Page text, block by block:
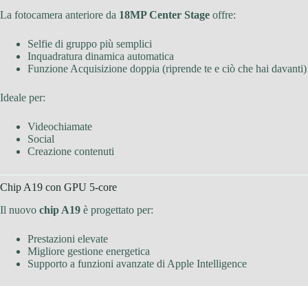
La fotocamera anteriore da 18MP Center Stage offre:
Selfie di gruppo più semplici
Inquadratura dinamica automatica
Funzione Acquisizione doppia (riprende te e ciò che hai davanti)
Ideale per:
Videochiamate
Social
Creazione contenuti
Chip A19 con GPU 5-core
Il nuovo chip A19 è progettato per:
Prestazioni elevate
Migliore gestione energetica
Supporto a funzioni avanzate di Apple Intelligence